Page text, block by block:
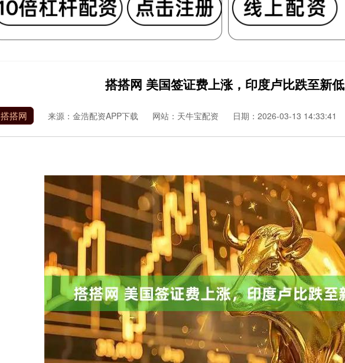
搭搭网 美国签证费上涨，印度卢比跌至新低
搭搭网 来源：金浩配资APP下载 网站：天牛宝配资 日期：2026-03-13 14:33:41